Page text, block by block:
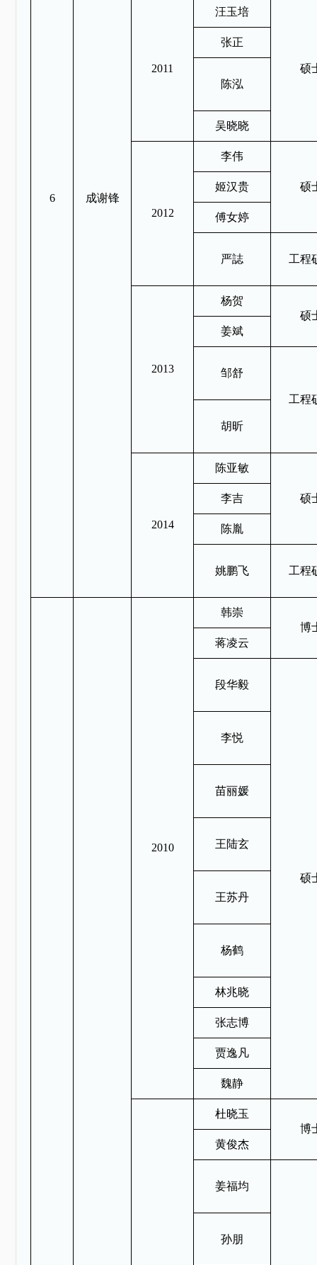
6 成谢锋
2011
汪玉培
硕
张正
陈泓
吴晓晓
2012
李伟
硕
姬汉贵
傅女婷
严誌 工程
2013
杨贺
硕
姜斌
邹舒
工程
胡昕
2014
陈亚敏
硕
李吉
陈胤
姚鹏飞 工程
2010
韩崇
博
蒋凌云
段华毅
硕
李悦
苗丽媛
王陆玄
王苏丹
杨鹤
林兆晓
张志博
贾逸凡
魏静
杜晓玉
博
黄俊杰
姜福均
孙朋